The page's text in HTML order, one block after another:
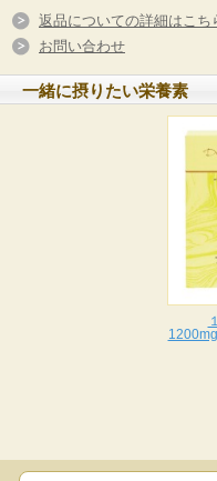
ドリンクパウ
芳醇なココアの香り
不足しやす
補給で
ココアとスキム
成長期
返品についての詳細はこち
お問い合わせ
一緒に摂りたい栄養素